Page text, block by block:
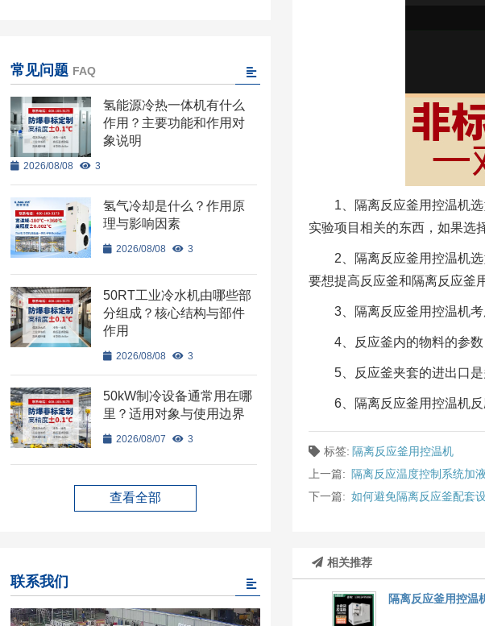
1、隔离反应釜用控温机
实验项目相关的东西，如果选
2、隔离反应釜用控温机
要想提高反应釜和隔离反应釜
3、隔离反应釜用控温机
4、反应釜内的物料的参
5、反应釜夹套的进出口
6、隔离反应釜用控温机
标签: 隔离反应釜用控温机
上一篇:
隔离反应温度控制系统加
下一篇: 如何避免隔离反应釜配套
相关推荐
隔离反应釜用控温
常见问题 FAQ
氢能源冷热一体机有什么
作用？主要功能和作用对
象说明
2026/08/08 3
氢气冷却是什么？作用原
理与影响因素
2026/08/08 3
50RT工业冷水机由哪些部
分组成？核心结构与部件
作用
2026/08/08 3
50kW制冷设备通常用在哪
里？适用对象与使用边界
2026/08/07 3
查看全部
联系我们